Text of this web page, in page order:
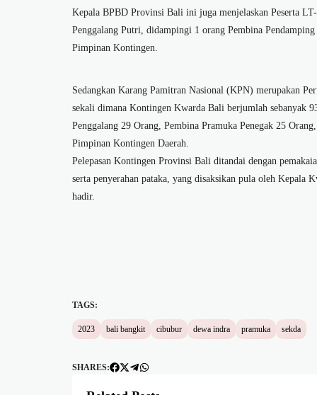
Kepala BPBD Provinsi Bali ini juga menjelaskan Peserta
Penggalang Putri, didampingi 1 orang Pembina
Pimpinan Kontingen.
Sedangkan Karang Pamitran Nasional (KPN) merupakan
sekali dimana Kontingen Kwarda Bali berjumlah sebanyak
Penggalang 29 Orang, Pembina Pramuka Penegak 25
Pimpinan Kontingen Daerah.
Pelepasan Kontingen Provinsi Bali ditandai dengan
serta penyerahan pataka, yang disaksikan pula oleh
hadir.
TAGS:
2023 bali bangkit cibubur dewa indra pramuka sekda
SHARES: